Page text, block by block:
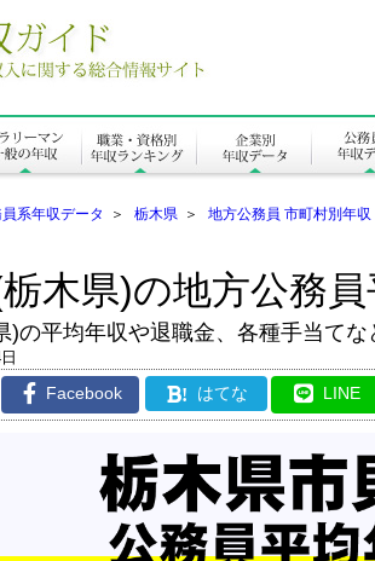
系年収データ ＞ 栃木県 ＞ 地方公務員 市町村別年
木県)の地方公務員
)の平均年収や退職金、各種手当てな
Facebook ! はてな LINE